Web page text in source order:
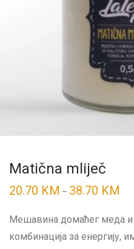
Matična mliječ
20.70 KM – 38.70 KM
Мешавина домаћег меда
комбинација за енергију,